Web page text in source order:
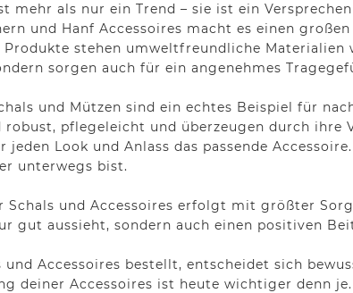
mehr als nur ein Trend – sie ist ein
und Hanf Accessoires macht es einen
stehen umweltfreundliche
sorgen auch für ein angenehmes
und Mützen sind ein echtes Beispiel für
robust, pflegeleicht und überzeugen durch
Look und Anlass das passende
unterwegs bist.
Schals und Accessoires erfolgt mit größter
gut aussieht, sondern auch einen positiven
und Accessoires bestellt, entscheidet sich
deiner Accessoires ist heute wichtiger denn